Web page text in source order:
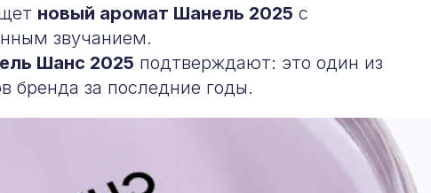
новый аромат Шанель 2025 с
звучанием.
Шанс 2025 подтверждают: это один из
бренда за последние годы.